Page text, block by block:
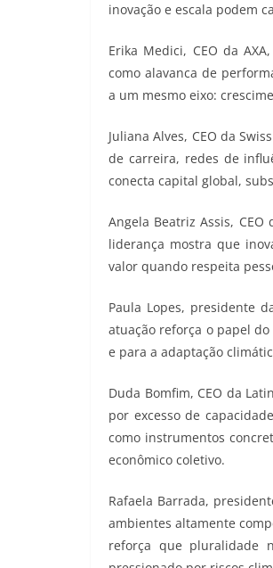
inovação e escala podem
Erika Medici, CEO da
como alavanca de
a um mesmo eixo:
Juliana Alves, CEO da
de carreira, redes de
conecta capital global,
Angela Beatriz Assis,
liderança mostra que
valor quando respeita
Paula Lopes, presidente
atuação reforça o papel
e para a adaptação
Duda Bomfim, CEO da
por excesso de
como instrumentos
econômico coletivo.
Rafaela Barrada,
ambientes altamente
reforça que pluralidade